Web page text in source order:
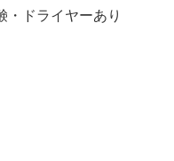
・ドライヤーあり